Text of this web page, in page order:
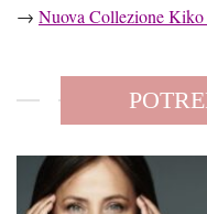
→ Nuova Collezione Kiko